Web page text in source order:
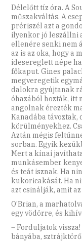
Délelőtt tíz óra. A
műszakváltás. A
prériszél azt a
ilyenkor jó leszállni
ellenére senki nem
az is az oka, hogy a
idesereglett népe
főkaput. Gines
megveregetik
dalokra gyújtanak
óhazából hozták, itt
angolnak érezték
Kanadába távoztak,
körülményekhez.
Aztán mégis
sorban. Egyik
Mert a kínai
munkásember
és teát isznak. Ha
kukoricakását. Ha
azt csinálják, amit
O’Brian, a
egy vödörre, és
– Forduljatok
bányába,